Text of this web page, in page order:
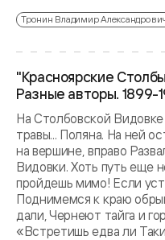
Тронин Владимир
"Красноярские
Разные авторы. 1899-
На Столбовской
травы... Поляна. На ней
на вершине, вправо
Видовки. Хоть путь еще
пройдешь мимо! Если
Поднимемся к краю
дали, Чернеют тайга и
«Встретишь едва ли